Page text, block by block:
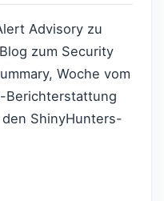
Advisory zu
zum Security
Woche vom
Berichterstattung
ShinyHunters-